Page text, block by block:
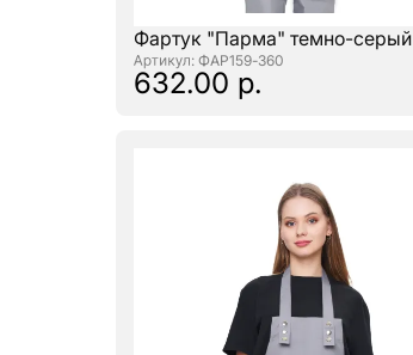
Фартук "Парма" темно-серый
: ФАР159-360
632.00 р.